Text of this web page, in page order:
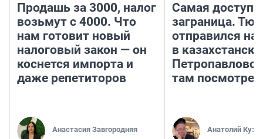
Продашь за 3000, налог
возьмут с 4000. Что
нам готовит новый
налоговый закон — он
коснется импорта и
даже репетиторов
Анастасия Завгородняя
Самая
заграница.
отправился
в
там
Анатолий